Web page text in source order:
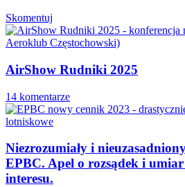
Skomentuj
AirShow Rudniki 2025
14 komentarze
Niezrozumiały i
EPBC. Apel o rozsądek i
interesu.